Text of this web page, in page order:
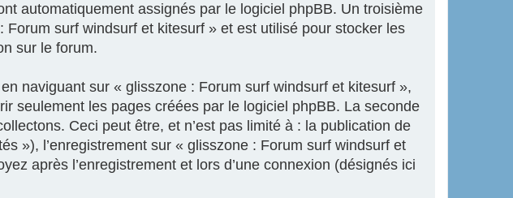
automatiquement assignés par le logiciel phpBB. Un troisième
surf windsurf et kitesurf » et est utilisé pour stocker les
sur le forum.
naviguant sur « glisszone : Forum surf windsurf et kitesurf »,
seulement les pages créées par le logiciel phpBB. La seconde
Ceci peut être, et n’est pas limité à : la publication de
»), l’enregistrement sur « glisszone : Forum surf windsurf et
après l’enregistrement et lors d’une connexion (désignés ici